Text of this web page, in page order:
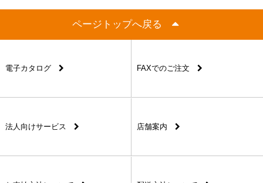
ページトップへ戻る
電子カタログ FAXでのご注文
法人向けサービス 店舗案内